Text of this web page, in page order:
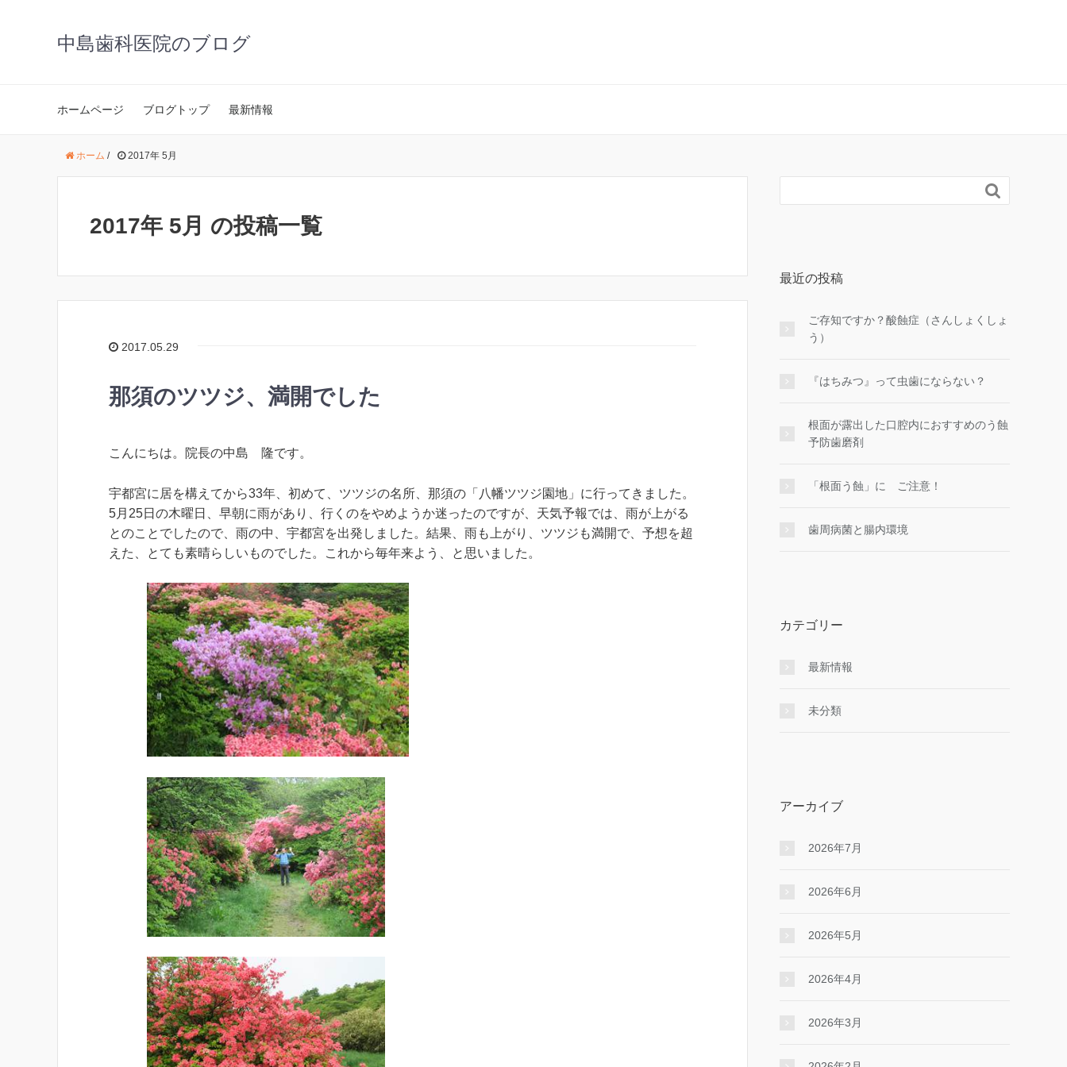
中島歯科医院のブログ
ホームページ ブログトップ 最新情報
ホーム / 2017年 5月
2017年 5月 の投稿一覧
2017.05.29
那須のツツジ、満開でした
こんにちは。院長の中島 隆です。
宇都宮に居を構えてから33年、初めて、ツツジの名所、那須の「八幡ツツジ園地」に行ってきました。
5月25日の木曜日、早朝に雨があり、行くのをやめようか迷ったのですが、天気予報では、雨が上がる
とのことでしたので、雨の中、宇都宮を出発しました。結果、雨も上がり、ツツジも満開で、予想を超
えた、とても素晴らしいものでした。これから毎年来よう、と思いました。

最近の投稿
ご存知ですか？酸蝕症（さんしょくしょ
う）
『はちみつ』って虫歯にならない？
根面が露出した口腔内におすすめのう蝕
予防歯磨剤
「根面う蝕」に ご注意！
歯周病菌と腸内環境
カテゴリー
最新情報
未分類
アーカイブ
2026年7月
2026年6月
2026年5月
2026年4月
2026年3月